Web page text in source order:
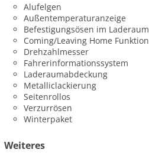
Alufelgen
Außentemperaturanzeige
Befestigungsösen im Laderaum
Coming/Leaving Home Funktion
Drehzahlmesser
Fahrerinformationssystem
Laderaumabdeckung
Metalliclackierung
Seitenrollos
Verzurrösen
Winterpaket
Weiteres